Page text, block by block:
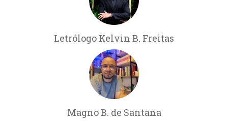
Letrólogo Kelvin B. Freitas
Magno B. de Santana